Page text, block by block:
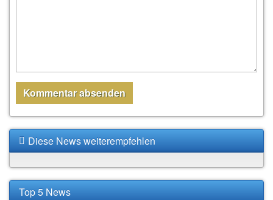
Diese News weiterempfehlen
Top 5 News